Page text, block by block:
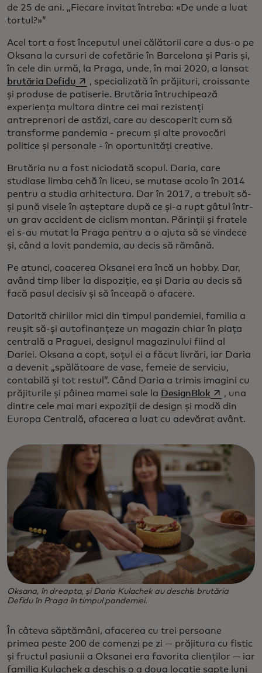
de 25 de ani. „Fiecare invitat întreba: «De unde a luat
tortul?»”
Acel tort a fost începutul unei călătorii care a dus-o pe
Oksana la cursuri de cofetărie în Barcelona și Paris și,
în cele din urmă, la Praga, unde, în mai 2020, a lansat
brutăria Defiduopens in a new tab
, specializată în prăjituri, croissante
și produse de patiserie. Brutăria întruchipează
experiența multora dintre cei mai rezistenți
antreprenori de astăzi, care au descoperit cum să
transforme pandemia - precum și alte provocări
politice și personale - în oportunități creative.
Brutăria nu a fost niciodată scopul. Daria, care
studiase limba cehă în liceu, se mutase acolo în 2014
pentru a studia arhitectura. Dar în 2017, a trebuit să-
și pună visele în așteptare după ce și-a rupt gâtul într-
un grav accident de ciclism montan. Părinții și fratele
ei s-au mutat la Praga pentru a o ajuta să se vindece
și, când a lovit pandemia, au decis să rămână.
Pe atunci, coacerea Oksanei era încă un hobby. Dar,
având timp liber la dispoziție, ea și Daria au decis să
facă pasul decisiv și să înceapă o afacere.
Datorită chiriilor mici din timpul pandemiei, familia a
reușit să-și autofinanțeze un magazin chiar în piața
centrală a Praguei, designul magazinului fiind al
Dariei. Oksana a copt, soțul ei a făcut livrări, iar Daria
a devenit „spălătoare de vase, femeie de serviciu,
contabilă și tot restul”. Când Daria a trimis imagini cu
prăjiturile și pâinea mamei sale la DesignBlokopens in a
, una
dintre cele mai mari expoziții de design și modă din
Europa Centrală, afacerea a luat cu adevărat avânt.
Oksana, în dreapta, și Daria Kulachek au deschis brutăria
Defidu în Praga în timpul pandemiei.
În câteva săptămâni, afacerea cu trei persoane
primea peste 200 de comenzi pe zi — prăjitura cu fistic
și fructul pasiunii a Oksanei era favorita clienților — iar
familia Kulachek a deschis o a doua locație șapte luni